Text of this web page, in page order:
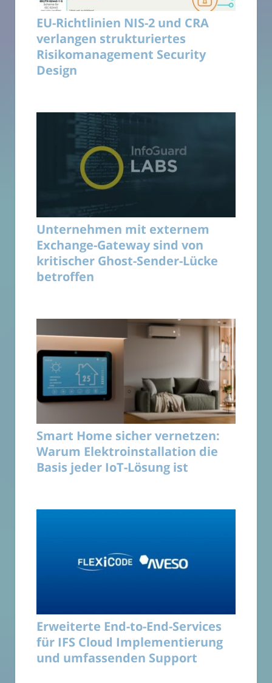
EU-Richtlinien NIS-2 und CRA
verlangen strukturiertes
Risikomanagement Security
Design
Unternehmen mit externem
Exchange-Gateway sind von
kritischer Ghost-Sender-Lücke
betroffen
Smart Home sicher vernetzen:
Warum Elektroinstallation die
Basis jeder IoT-Lösung ist
Erweiterte End-to-End-Services
für IFS Cloud Implementierung
und umfassenden Support